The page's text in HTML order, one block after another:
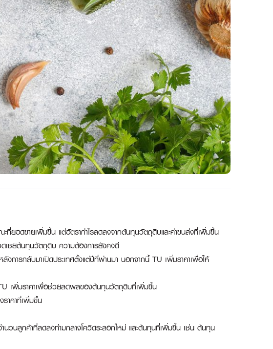
ยอดขายเพิ่มขึ้น แต่อัตรากำไรลดลงจากต้นทุนวัตถุดิบและค่าขนส่งที่เพิ่มขึ้น
เชยต้นทุนวัตถุดิบ ความต้องการยังคงดี
การกลับมาเปิดประเทศตั้งแต่ปีที่ผ่านมา นอกจากนี้ TU เพิ่มราคาเพื่อให้
เพิ่มราคาเพื่อช่วยลดผลของต้นทุนวัตถุดิบที่เพิ่มขึ้น
าคาที่เพิ่มขึ้น
นลูกค้าที่ลดลงท่ามกลางโควิดระลอกใหม่ และต้นทุนที่เพิ่มขึ้น เช่น ต้นทุน